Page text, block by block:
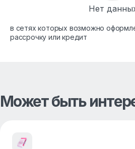
Нет
в сетях которых возможно
рассрочку или кредит
Может быть